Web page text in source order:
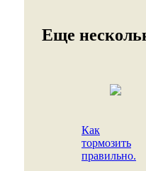
Еще
Как
тормозить
правильно.